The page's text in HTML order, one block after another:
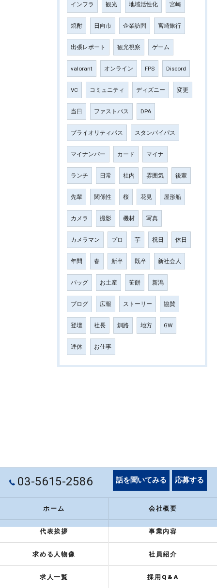
インフラ 観光 地域活性化 宮崎
焼酎 日向市 企業訪問 宮崎旅行
出張レポート 観光視察 ゲーム
valorant オンライン FPS Discord
VC コミュニティ ディズニー 変更
当日 ファストパス DPA
プライオリティパス スタンバイパス
マイナンバー カード マイナ
ランチ 日常 社内 雰囲気 後輩
先輩 関係性 桜 花見 屋形船
カメラ 撮影 機材 写真
カメラマン プロ 芋 祝日 休日
年間 春 新卒 既卒 新社会人
バッグ お土産 笹餅 新潟
ブログ 広報 ストーリー 協賛
登壇 社長 釧路 地方 GW
連休 お仕事
03-5615-2586 話を聞いてみる 応募する
ホーム 会社概要
代表挨拶 事業内容
求める人物像 社員紹介
求人一覧 採用Q&A